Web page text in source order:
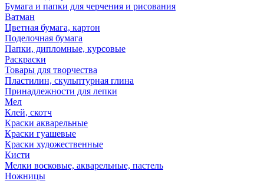
Бумага и папки для черчения и рисования
Ватман
Цветная бумага, картон
Поделочная бумага
Папки, дипломные, курсовые
Раскраски
Товары для творчества
Пластилин, скульптурная глина
Принадлежности для лепки
Мел
Клей, скотч
Краски акварельные
Краски гуашевые
Краски художественные
Кисти
Мелки восковые, акварельные, пастель
Ножницы